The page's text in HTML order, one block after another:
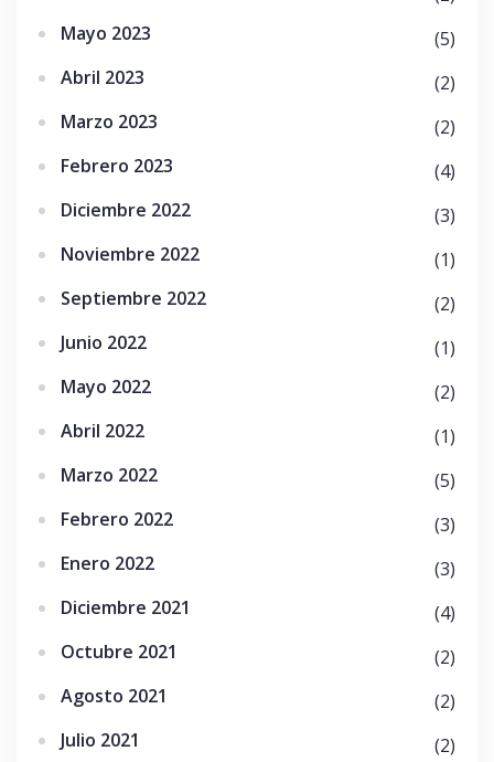
Mayo 2023
(5)
Abril 2023
(2)
Marzo 2023
(2)
Febrero 2023
(4)
Diciembre 2022
(3)
Noviembre 2022
(1)
Septiembre 2022
(2)
Junio 2022
(1)
Mayo 2022
(2)
Abril 2022
(1)
Marzo 2022
(5)
Febrero 2022
(3)
Enero 2022
(3)
Diciembre 2021
(4)
Octubre 2021
(2)
Agosto 2021
(2)
Julio 2021
(2)